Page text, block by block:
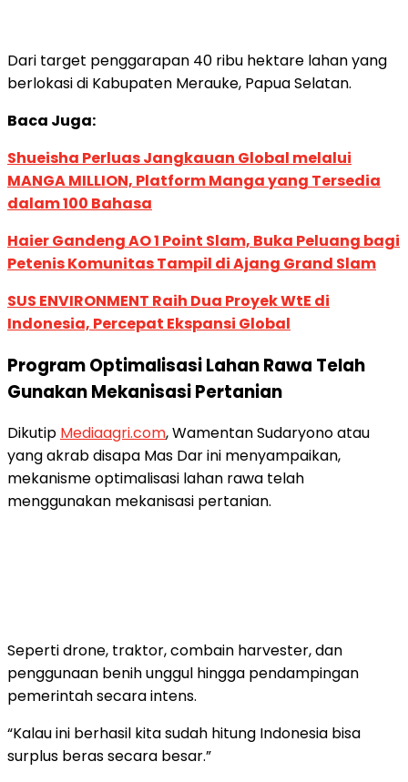
Dari target penggarapan 40 ribu hektare lahan yang
berlokasi di Kabupaten Merauke, Papua Selatan.
Baca Juga:
Shueisha Perluas Jangkauan Global melalui
MANGA MILLION, Platform Manga yang Tersedia
dalam 100 Bahasa
Haier Gandeng AO 1 Point Slam, Buka Peluang bagi
Petenis Komunitas Tampil di Ajang Grand Slam
SUS ENVIRONMENT Raih Dua Proyek WtE di
Indonesia, Percepat Ekspansi Global
Program Optimalisasi Lahan Rawa Telah
Gunakan Mekanisasi Pertanian
Dikutip Mediaagri.com, Wamentan Sudaryono atau
yang akrab disapa Mas Dar ini menyampaikan,
mekanisme optimalisasi lahan rawa telah
menggunakan mekanisasi pertanian.
Seperti drone, traktor, combain harvester, dan
penggunaan benih unggul hingga pendampingan
pemerintah secara intens.
“Kalau ini berhasil kita sudah hitung Indonesia bisa
surplus beras secara besar.”